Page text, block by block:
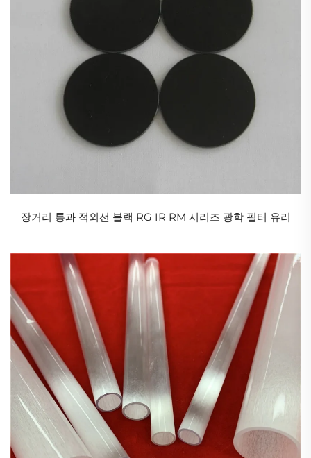
광학 특수 유리는 약간 푸르스름한 녹색 빛을 띠는 유
광학 특수 유리는 인산흡수 유리이며,
광학 유리는 실
단열 광학 특수가스는 적외선 복사 에너지를 많이 흡수하면서
가시광 투과율을 높게 유지할 수 있는 평판유리의 일종이다.
1. 태양 복사열을 흡수합니다. 예를 들어, 6mm 두께의 투명 플로
트 유리는 햇빛 아래에서 총 열 투과율이 84%인 반면, 동일한 조
건에서 흡열유리의 총 열 투과율은 60%입니다. 흡열유 glass의
다.
2. 태양의 가시광선을 흡수하여 햇빛의 세기를 약화시키고 눈부
심 방지 역할을 합니다.
4. 일정한 투명도를 가지며 자외선을 일정량 흡수할 수 있습니
다.
Rg
적외선 필터 광학 유리 필터는 가시광선을 차단하면서 적외
선이 통과할 수 있도록 합니다.
적외선의 파장이 길기 때문에 모든 물체를 쉽게 투과할 수 있으
며, 이는 적외선이 물체를 통과할 때 굴절되지 않는다는 것을 의
미합니다.
장거리 통과 적외선 블랙 RG IR RM 시리즈 광학 필터 유리